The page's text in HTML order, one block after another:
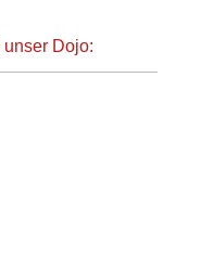
unser Dojo: